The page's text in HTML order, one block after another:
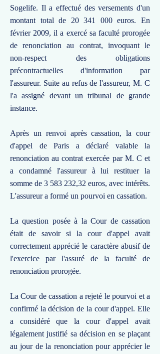
Sogelife. Il a effectué des versements d'un
montant total de 20 341 000euros. En
février 2009, il a exercé sa faculté prorogée
de renonciation au contrat, invoquant le
non-respect des obligations
précontractuelles d'information par
l'assureur. Suite au refus de l'assureur, M. C
l'a assigné devant un tribunal de grande
instance.
Après un renvoi après cassation, la cour
d'appel de Paris a déclaré valable la
renonciation au contrat exercée par M. C et
a condamné l'assureur à lui restituer la
somme de 3 583 232,32 euros, avec intérêts.
L'assureur a formé un pourvoi en cassation.
La question posée à la Cour de cassation
était de savoir si la cour d'appel avait
correctement apprécié le caractère abusif de
l'exercice par l'assuré de la faculté de
renonciation prorogée.
La Cour de cassation a rejeté le pourvoi et a
confirmé la décision de la cour d'appel. Elle
a considéré que la cour d'appel avait
légalement justifié sa décision en se plaçant
au jour de la renonciation pour apprécier le